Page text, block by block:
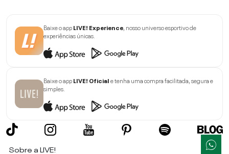
Baixe o appLIVE! Experience, nosso universo esportivo de
experiências únicas.
Baixe o appLIVE! Oficiale tenha uma compra facilitada, segura e
simples.
Sobre a LIVE!